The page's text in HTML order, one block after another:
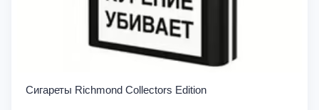
Сигареты Richmond Collectors Edition